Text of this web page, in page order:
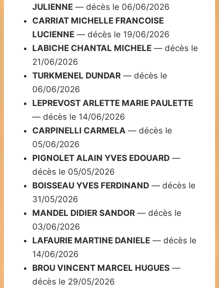
JULIENNE — décès le 06/06/2026
CARRIAT MICHELLE FRANCOISE
LUCIENNE — décès le 19/06/2026
LABICHE CHANTAL MICHELE — décès le
21/06/2026
TURKMENEL DUNDAR — décès le
06/06/2026
LEPREVOST ARLETTE MARIE PAULETTE
— décès le 14/06/2026
CARPINELLI CARMELA — décès le
05/06/2026
PIGNOLET ALAIN YVES EDOUARD —
décès le 05/05/2026
BOISSEAU YVES FERDINAND — décès le
31/05/2026
MANDEL DIDIER SANDOR — décès le
03/06/2026
LAFAURIE MARTINE DANIELE — décès le
14/06/2026
BROU VINCENT MARCEL HUGUES —
décès le 29/05/2026